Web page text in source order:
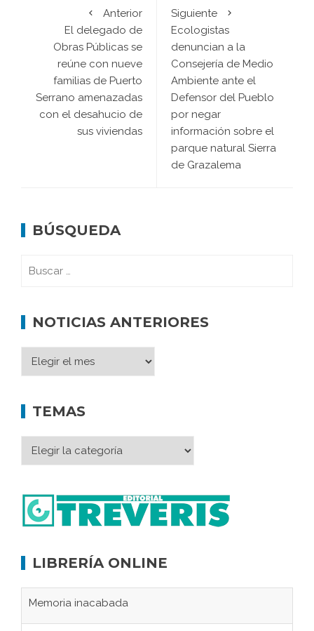
Anterior
El delegado de
Obras Públicas se
reúne con nueve
familias de Puerto
Serrano amenazadas
con el desahucio de
sus viviendas
Siguiente
Ecologistas
denuncian a la
Consejería de Medio
Ambiente ante el
Defensor del Pueblo
por negar
información sobre el
parque natural Sierra
de Grazalema
BÚSQUEDA
NOTICIAS ANTERIORES
TEMAS
LIBRERÍA ONLINE
Memoria inacabada